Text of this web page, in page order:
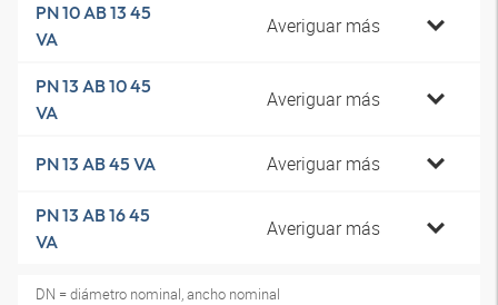
PN 10 AB 13 45
VA
Averiguar más
PN 13 AB 10 45
VA
Averiguar más
PN 13 AB 45 VA Averiguar más
PN 13 AB 16 45
VA
Averiguar más
DN = diámetro nominal, ancho nominal